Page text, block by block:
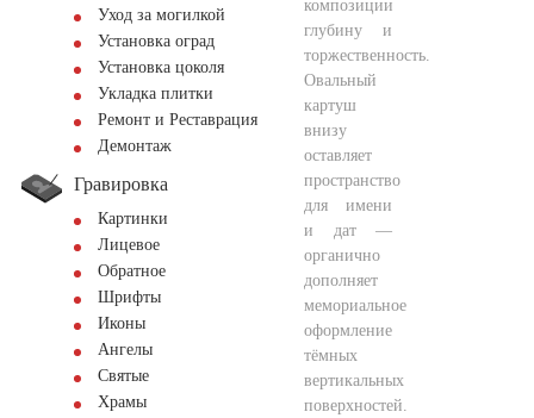
Уход за могилкой
Установка оград
Установка цоколя
Укладка плитки
Ремонт и Реставрация
Демонтаж
Гравировка
Картинки
Лицевое
Обратное
Шрифты
Иконы
Ангелы
Святые
Храмы
композиции
глубину и
торжественность.
Овальный
картуш
внизу
оставляет
пространство
для имени
и дат —
органично
дополняет
мемориальное
оформление
тёмных
вертикальных
поверхностей.